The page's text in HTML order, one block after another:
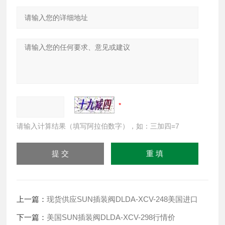
请输入计算结果（填写阿拉伯数字），如：三加四=7
上一篇：现货供应SUN插装阀DLDA-XCV-248美国进口
下一篇： 美国SUN插装阀DLDA-XCV-298行情价